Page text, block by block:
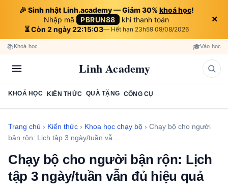
🎉 Sinh nhật Linh.academy — Giảm 30% khoá học!
Nhập mã PBRUN88 khi thanh toán
⏳ Còn 2 ngày 22:15:02— Hết hạn 23h59 09/08/2026
×
📚Khoá học 🎓Vào học
Linh Academy
KHOÁ HỌC KIẾN THỨC QUÀ TẶNG CÔNG CỤ
Trang chủ › Kiến thức › Khoa học chạy bộ › Chạy bộ cho người
bận rộn: Lịch tập 3 ngày/tuần vẫ…
Chạy bộ cho người bận rộn: Lịch
tập 3 ngày/tuần vẫn đủ hiệu quả